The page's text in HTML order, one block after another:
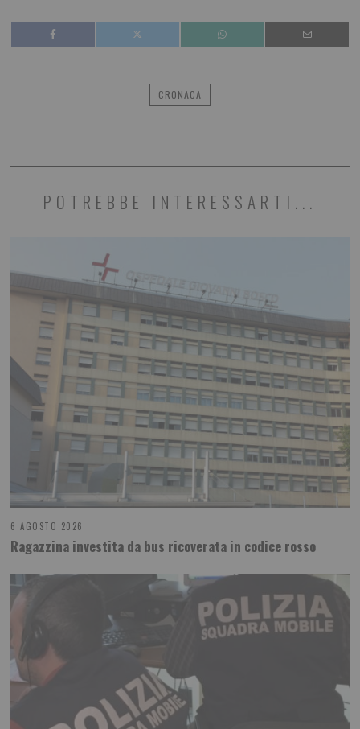
CRONACA
POTREBBE INTERESSARTI...
6 AGOSTO 2026
Ragazzina investita da bus ricoverata in codice rosso